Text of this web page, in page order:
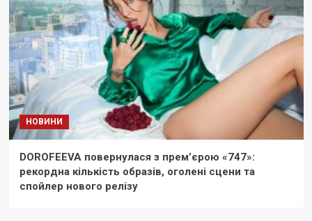
НОВИНИ
DOROFEEVA повернулася з прем’єрою «747»:
рекордна кількість образів, оголені сцени та
спойлер нового релізу